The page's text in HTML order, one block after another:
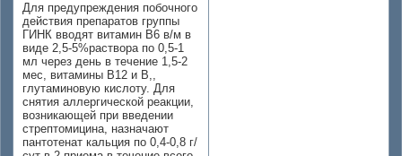
Для предупреждения побочного
действия препаратов группы
ГИНК вводят витамин В6 в/м в
виде 2,5-5%раствора по 0,5-1
мл через день в течение 1,5-2
мес, витамины В12 и В,,
глутаминовую кислоту. Для
снятия аллергической реакции,
возникающей при введении
стрептомицина, назначают
пантотенат кальция по 0,4-0,8 г/